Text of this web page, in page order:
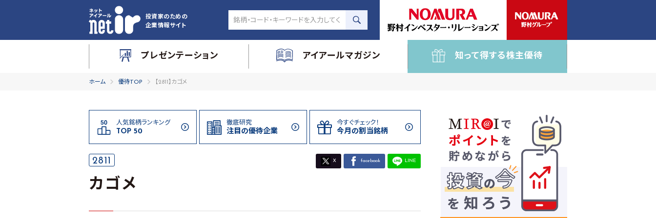
投資家のための
企業情報サイト
プレゼンテーション アイアールマガジン 知って得する株主優待
ホーム 優待TOP 【2811】カゴメ
人気銘柄ランキング
TOP 50
徹底研究
注目の優待企業
今すぐチェック！
今月の割当銘柄
2811 X facebook LINE
カゴメ